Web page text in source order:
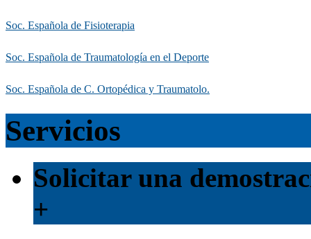
Soc. Española de Fisioterapia
Soc. Española de Traumatología en el Deporte
Soc. Española de C. Ortopédica y Traumatolo.
Servicios
Solicitar una
+